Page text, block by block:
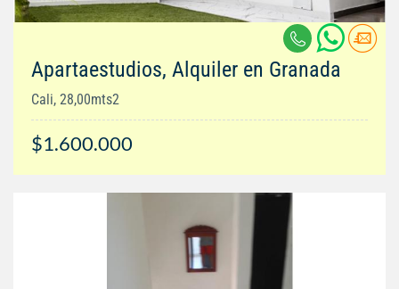
Apartaestudios, Alquiler en Granada
Cali, 28,00mts2
$1.600.000